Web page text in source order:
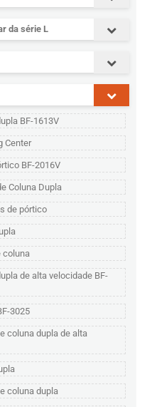
da série L
BF-1613V
Center
BF-2016V
Coluna Dupla
de pórtico
coluna
de alta velocidade BF-
3025
coluna dupla de alta
coluna dupla